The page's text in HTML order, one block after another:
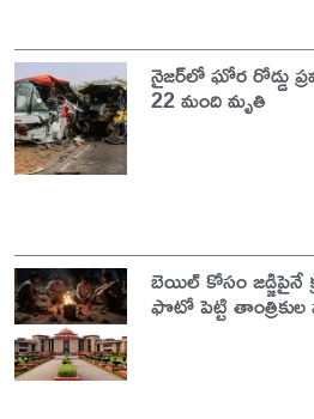
నైజర్‌లో ఘోర రోడ్డు
22 మంది మృతి
బెయిల్ కోసం జడ్జిపైనే
ఫొటో పెట్టి తాంత్రికుల